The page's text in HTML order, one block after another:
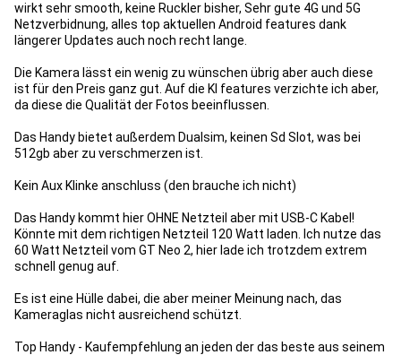
wirkt sehr smooth, keine Ruckler bisher, Sehr gute 4G und 5G
Netzverbidnung, alles top aktuellen Android features dank
längerer Updates auch noch recht lange.
Die Kamera lässt ein wenig zu wünschen übrig aber auch diese
ist für den Preis ganz gut. Auf die KI features verzichte ich aber,
da diese die Qualität der Fotos beeinflussen.
Das Handy bietet außerdem Dualsim, keinen Sd Slot, was bei
512gb aber zu verschmerzen ist.
Kein Aux Klinke anschluss (den brauche ich nicht)
Das Handy kommt hier OHNE Netzteil aber mit USB-C Kabel!
Könnte mit dem richtigen Netzteil 120 Watt laden. Ich nutze das
60 Watt Netzteil vom GT Neo 2, hier lade ich trotzdem extrem
schnell genug auf.
Es ist eine Hülle dabei, die aber meiner Meinung nach, das
Kameraglas nicht ausreichend schützt.
Top Handy - Kaufempfehlung an jeden der das beste aus seinem